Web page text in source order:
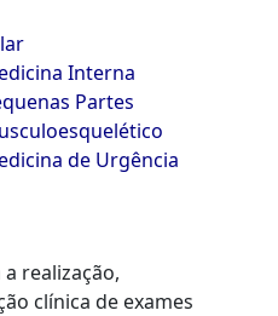
Interna
Partes
de Urgência
realização,
clínica de exames